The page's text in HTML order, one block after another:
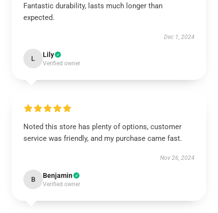
Fantastic durability, lasts much longer than
expected.
Dec 1, 2024
L Lily
Verified owner
Noted this store has plenty of options, customer
service was friendly, and my purchase came fast.
Nov 26, 2024
B Benjamin
Verified owner